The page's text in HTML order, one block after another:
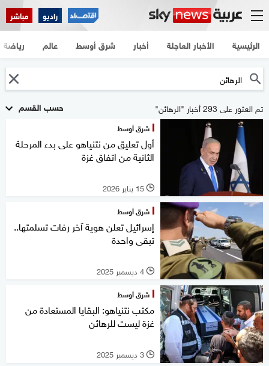
راديو مباشر
الرئيسية الأخبار العاجلة أخبار شرق أوسط عالم رياضة
حسب القسم تم العثور على 293 أخبار "الرهائن"
شرق أوسط
أول تعليق من نتنياهو على بدء المرحلة
الثانية من اتفاق غزة
l 15 يناير 2026
شرق أوسط
إسرائيل تعلن هوية آخر رفات تسلمتها..
تبقى واحدة
l 4 ديسمبر 2025
شرق أوسط
مكتب نتنياهو: البقايا المستعادة من
غزة ليست للرهائن
l 3 ديسمبر 2025